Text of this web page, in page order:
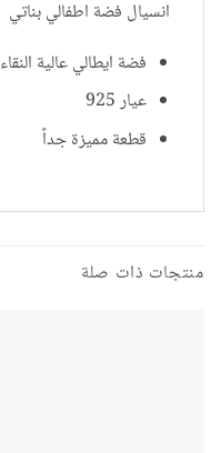
انسيال فضة اطفالي بناتي
فضة ايطالي عالية النقاء
عيار 925
قطعة مميزة جداً
منتجات ذات صلة